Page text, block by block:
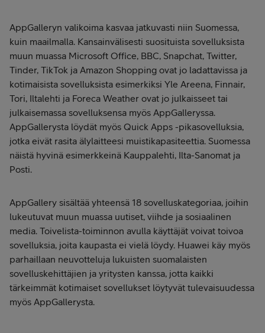
AppGalleryn valikoima kasvaa jatkuvasti niin Suomessa,
kuin maailmalla. Kansainvälisesti suosituista sovelluksista
muun muassa Microsoft Office, BBC, Snapchat, Twitter,
Tinder, TikTok ja Amazon Shopping ovat jo ladattavissa ja
kotimaisista sovelluksista esimerkiksi Yle Areena, Finnair,
Tori, Iltalehti ja Foreca Weather ovat jo julkaisseet tai
julkaisemassa sovelluksensa myös AppGalleryssa.
AppGallerysta löydät myös Quick Apps -pikasovelluksia,
jotka eivät rasita älylaitteesi muistikapasiteettia. Suomessa
näistä hyvinä esimerkkeinä Kauppalehti, Ilta-Sanomat ja
Posti.
AppGallery sisältää yhteensä 18 sovelluskategoriaa, joihin
lukeutuvat muun muassa uutiset, viihde ja sosiaalinen
media. Toivelista-toiminnon avulla käyttäjät voivat toivoa
sovelluksia, joita kaupasta ei vielä löydy. Huawei käy myös
parhaillaan neuvotteluja lukuisten suomalaisten
sovelluskehittäjien ja yritysten kanssa, jotta kaikki
tärkeimmät kotimaiset sovellukset löytyvät tulevaisuudessa
myös AppGallerysta.